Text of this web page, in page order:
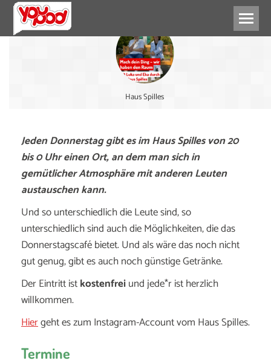
Haus Spilles
Jeden Donnerstag gibt es im Haus Spilles von 20
bis 0 Uhr einen Ort, an dem man sich in
gemütlicher Atmosphäre mit anderen Leuten
austauschen kann.
Und so unterschiedlich die Leute sind, so
unterschiedlich sind auch die Möglichkeiten, die das
Donnerstagscafé bietet. Und als wäre das noch nicht
gut genug, gibt es auch noch günstige Getränke.
Der Eintritt istkostenfreiund jede*r ist herzlich
willkommen.
Hiergeht es zum Instagram-Account vom Haus Spilles.
Termine